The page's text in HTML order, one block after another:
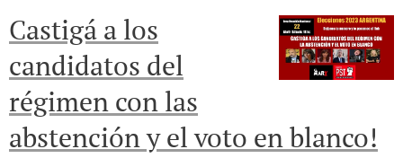
Castigá a los
candidatos del
régimen con las
abstención y el voto en blanco!